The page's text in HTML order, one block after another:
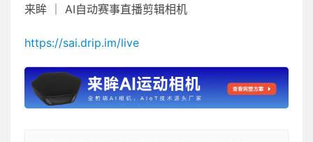
来眸 ｜ AI自动赛事直播剪辑相机
https://sai.drip.im/live